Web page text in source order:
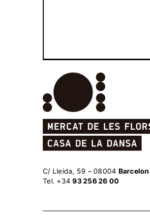
C/ Lleida, 59 – 08004
Tel. +3493 256 26 00